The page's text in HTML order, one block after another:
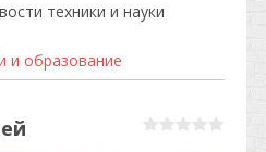
техники и науки
и образование